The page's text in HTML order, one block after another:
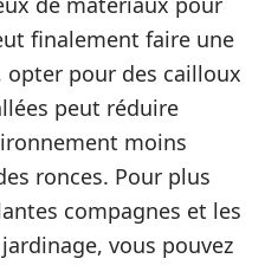
finalement faire une
opter pour des cailloux
peut réduire
moins
ronces. Pour plus
compagnes et les
vous pouvez